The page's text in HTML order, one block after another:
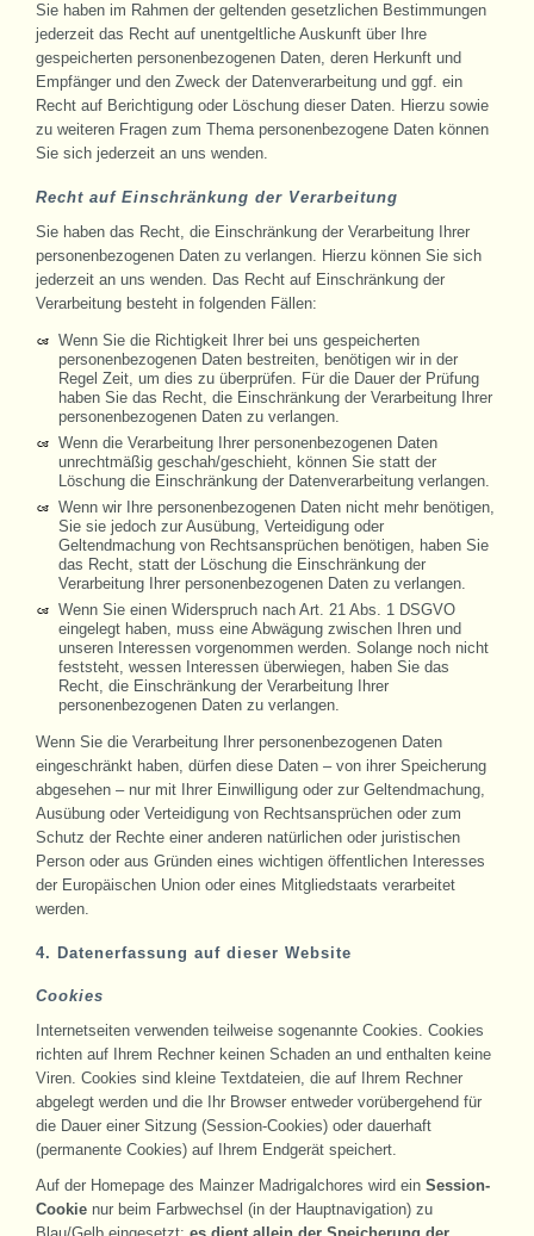
Sie haben im Rahmen der geltenden gesetzlichen Bestimmungen
jederzeit das Recht auf unentgeltliche Auskunft über Ihre
gespeicherten personenbezogenen Daten, deren Herkunft und
Empfänger und den Zweck der Datenverarbeitung und ggf. ein
Recht auf Berichtigung oder Löschung dieser Daten. Hierzu sowie
zu weiteren Fragen zum Thema personenbezogene Daten können
Sie sich jederzeit an uns wenden.
Recht auf Einschränkung der Verarbeitung
Sie haben das Recht, die Einschränkung der Verarbeitung Ihrer
personenbezogenen Daten zu verlangen. Hierzu können Sie sich
jederzeit an uns wenden. Das Recht auf Einschränkung der
Verarbeitung besteht in folgenden Fällen:
Wenn Sie die Richtigkeit Ihrer bei uns gespeicherten
personenbezogenen Daten bestreiten, benötigen wir in der
Regel Zeit, um dies zu überprüfen. Für die Dauer der Prüfung
haben Sie das Recht, die Einschränkung der Verarbeitung Ihrer
personenbezogenen Daten zu verlangen.
Wenn die Verarbeitung Ihrer personenbezogenen Daten
unrechtmäßig geschah/geschieht, können Sie statt der
Löschung die Einschränkung der Datenverarbeitung verlangen.
Wenn wir Ihre personenbezogenen Daten nicht mehr benötigen,
Sie sie jedoch zur Ausübung, Verteidigung oder
Geltendmachung von Rechtsansprüchen benötigen, haben Sie
das Recht, statt der Löschung die Einschränkung der
Verarbeitung Ihrer personenbezogenen Daten zu verlangen.
Wenn Sie einen Widerspruch nach Art. 21 Abs. 1 DSGVO
eingelegt haben, muss eine Abwägung zwischen Ihren und
unseren Interessen vorgenommen werden. Solange noch nicht
feststeht, wessen Interessen überwiegen, haben Sie das
Recht, die Einschränkung der Verarbeitung Ihrer
personenbezogenen Daten zu verlangen.
Wenn Sie die Verarbeitung Ihrer personenbezogenen Daten
eingeschränkt haben, dürfen diese Daten – von ihrer Speicherung
abgesehen – nur mit Ihrer Einwilligung oder zur Geltendmachung,
Ausübung oder Verteidigung von Rechtsansprüchen oder zum
Schutz der Rechte einer anderen natürlichen oder juristischen
Person oder aus Gründen eines wichtigen öffentlichen Interesses
der Europäischen Union oder eines Mitgliedstaats verarbeitet
werden.
4. Datenerfassung auf dieser Website
Cookies
Internetseiten verwenden teilweise sogenannte Cookies. Cookies
richten auf Ihrem Rechner keinen Schaden an und enthalten keine
Viren. Cookies sind kleine Textdateien, die auf Ihrem Rechner
abgelegt werden und die Ihr Browser entweder vorübergehend für
die Dauer einer Sitzung (Session-Cookies) oder dauerhaft
(permanente Cookies) auf Ihrem Endgerät speichert.
Auf der Homepage des Mainzer Madrigalchores wird ein Session-
Cookie nur beim Farbwechsel (in der Hauptnavigation) zu